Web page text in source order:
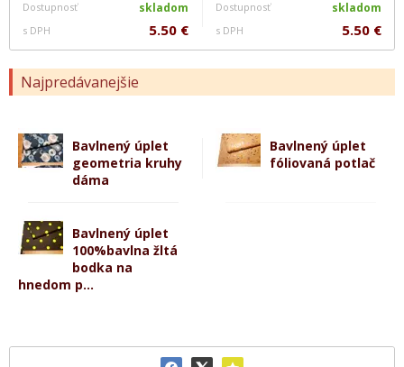
Dostupnosť skladom
s DPH 5.50 €
Dostupnosť skladom
s DPH 5.50 €
Najpredávanejšie
Bavlnený úplet
geometria kruhy
dáma
Bavlnený úplet
fóliovaná potlač
Bavlnený úplet
100%bavlna žltá
bodka na
hnedom p...